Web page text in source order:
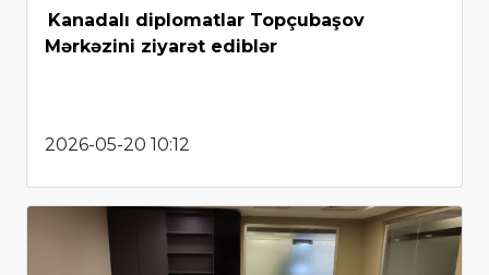
Kanadalı diplomatlar Topçubaşov
Mərkəzini ziyarət ediblər
2026-05-20 10:12